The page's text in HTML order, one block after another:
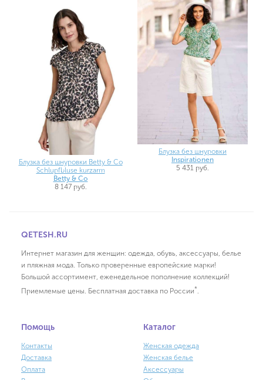
Блузка без шнуровки Betty & Co
Schlupfbluse kurzarm
Betty & Co
8 147 руб.
Блузка без шнуровки
Inspirationen
5 431 руб.
QETESH.RU
Интернет магазин для женщин: одежда, обувь, аксессуары, белье
и пляжная мода. Только проверенные европейские марки!
Большой ассортимент, еженедельное пополнение коллекций!
Приемлемые цены. Бесплатная доставка по России*.
Помощь
Контакты
Доставка
Оплата
Каталог
Женская одежда
Женская белье
Аксессуары